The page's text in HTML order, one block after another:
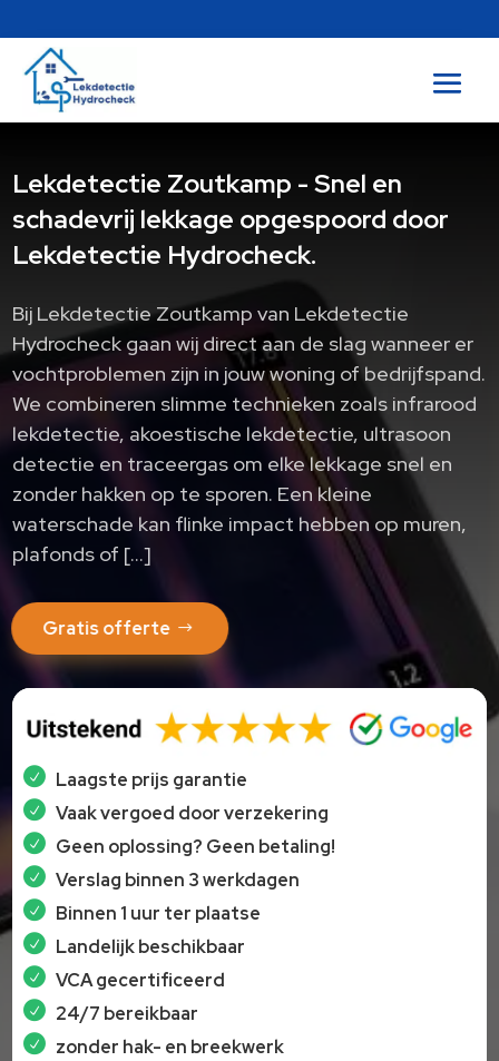
Lekdetectie Zoutkamp - Snel en
schadevrij lekkage opgespoord door
Lekdetectie Hydrocheck.
Bij Lekdetectie Zoutkamp van Lekdetectie
Hydrocheck gaan wij direct aan de slag wanneer er
vochtproblemen zijn in jouw woning of bedrijfspand.
We combineren slimme technieken zoals infrarood
lekdetectie, akoestische lekdetectie, ultrasoon
detectie en traceergas om elke lekkage snel en
zonder hakken op te sporen. Een kleine
waterschade kan flinke impact hebben op muren,
plafonds of […]
Gratis offerte
Laagste prijs garantie
Vaak vergoed door verzekering
Geen oplossing? Geen betaling!
Verslag binnen 3 werkdagen
Binnen 1 uur ter plaatse
Landelijk beschikbaar
VCA gecertificeerd
24/7 bereikbaar
zonder hak- en breekwerk